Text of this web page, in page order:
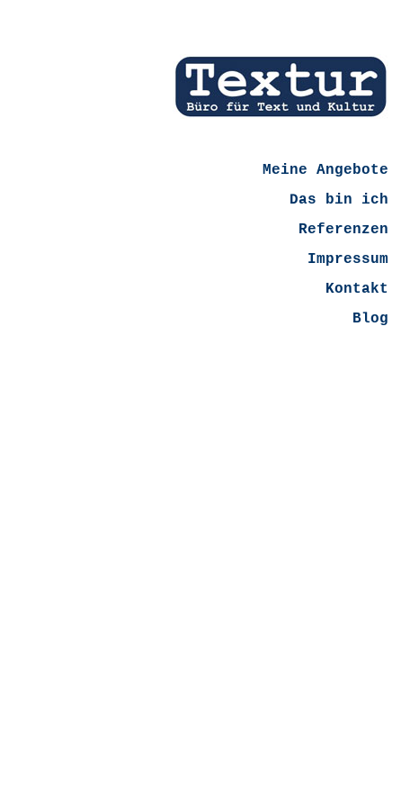
Meine Angebote
Das bin ich
Referenzen
Impressum
Kontakt
Blog